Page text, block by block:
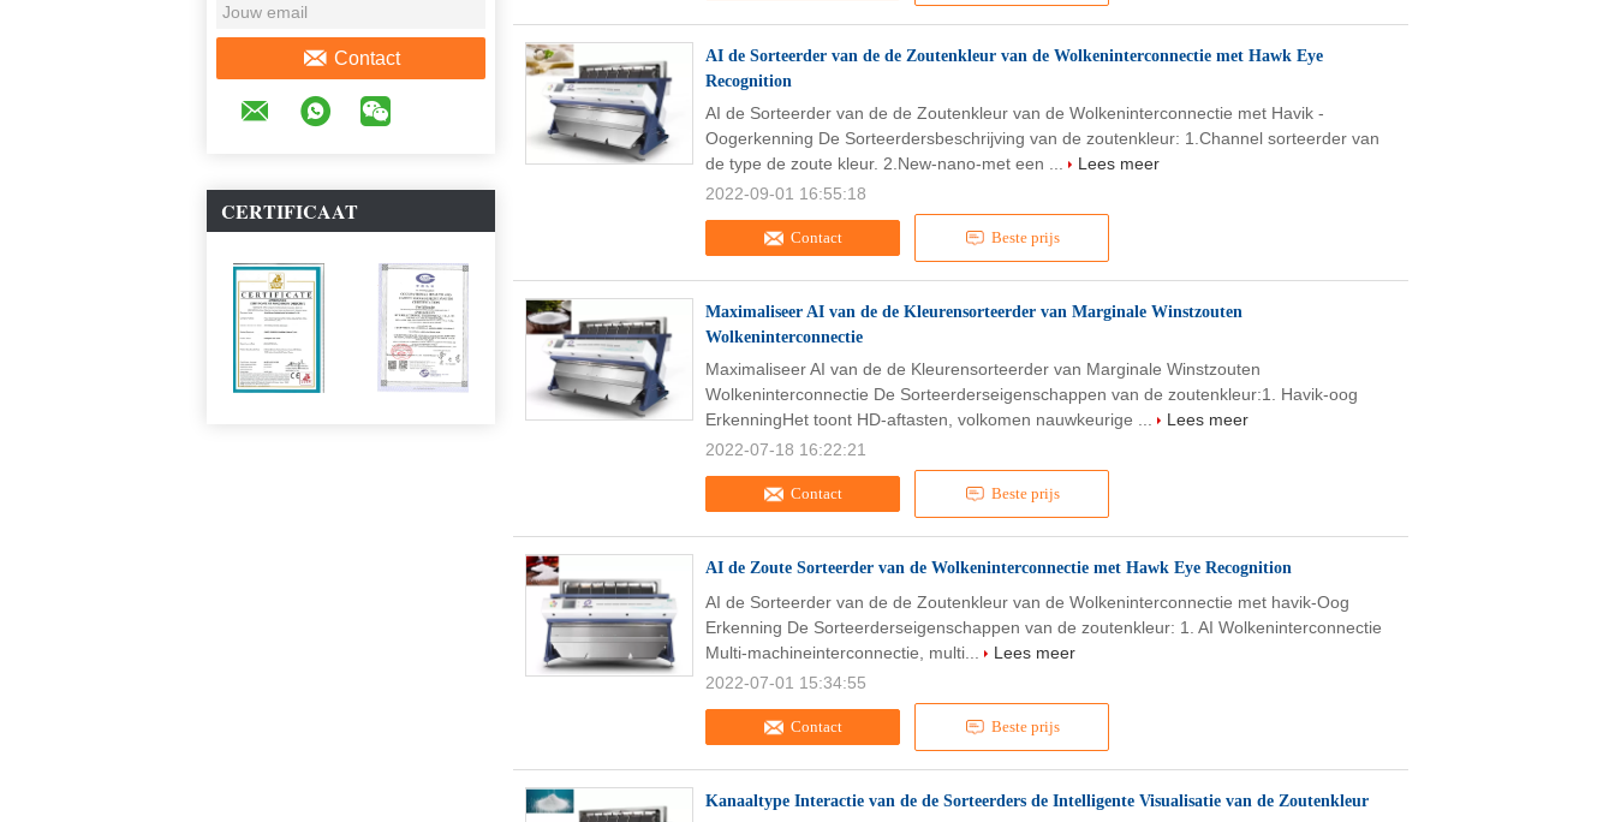
Contact
CERTIFICAAT
AI de Sorteerder van de de Zoutenkleur van de Wolkeninterconnectie met Hawk Eye
Recognition
Contact Beste prijs
AI de Sorteerder van de de Zoutenkleur van de Wolkeninterconnectie met Havik -
Oogerkenning De Sorteerdersbeschrijving van de zoutenkleur: 1.Channel sorteerder van
de type de zoute kleur. 2.New-nano-met een ...
Lees meer
2022-09-01 16:55:18
Maximaliseer AI van de de Kleurensorteerder van Marginale Winstzouten
Wolkeninterconnectie
Contact Beste prijs
Maximaliseer AI van de de Kleurensorteerder van Marginale Winstzouten
Wolkeninterconnectie De Sorteerderseigenschappen van de zoutenkleur:1. Havik-oog
ErkenningHet toont HD-aftasten, volkomen nauwkeurige ...
Lees meer
2022-07-18 16:22:21
AI de Zoute Sorteerder van de Wolkeninterconnectie met Hawk Eye Recognition
Contact Beste prijs
AI de Sorteerder van de de Zoutenkleur van de Wolkeninterconnectie met havik-Oog
Erkenning De Sorteerderseigenschappen van de zoutenkleur: 1. AI Wolkeninterconnectie
Multi-machineinterconnectie, multi...
Lees meer
2022-07-01 15:34:55
Kanaaltype Interactie van de de Sorteerders de Intelligente Visualisatie van de Zoutenkleur